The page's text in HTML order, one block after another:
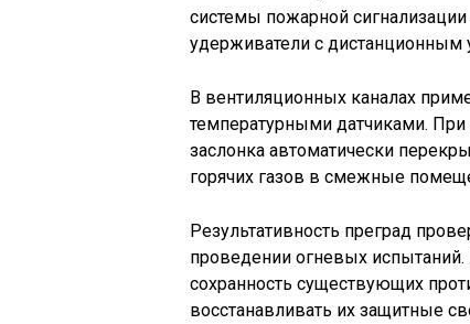
системы пожарной
удерживатели с дистанционным
В вентиляционных каналах
температурными датчиками. При
заслонка автоматически
горячих газов в смежные
Результативность преград
проведении огневых
сохранность существующих
восстанавливать их защитные